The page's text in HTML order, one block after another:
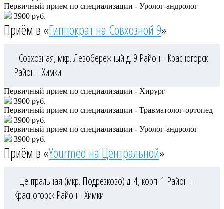
Первичный прием по специализации - Уролог-андролог
3900 руб.
Приём в «Гиппократ на Совхозной 9»
Совхозная, мкр. Левобережный д. 9 Район - Красногорск
Район - Химки
Первичный прием по специализации - Хирург
3900 руб.
Первичный прием по специализации - Травматолог-ортопед
3900 руб.
Первичный прием по специализации - Уролог-андролог
3900 руб.
Приём в «Yourmed на Центральной»
Центральная (мкр. Подрезково) д. 4, корп. 1 Район -
Красногорск Район - Химки